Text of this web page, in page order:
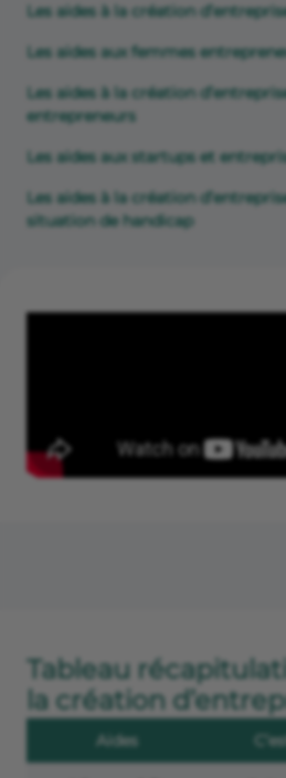
Les aides à la création
Les aides aux femmes
Les aides à la création
entrepreneurs
Les aides aux startups et
Les aides à la création
situation de handicap
Tableau
la création
Aides